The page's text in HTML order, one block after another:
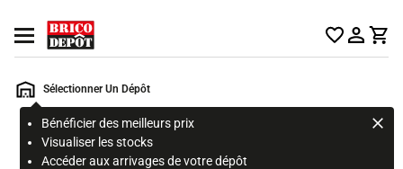
Ouvrir le menu
Sélectionner Un Dépôt
Bénéficier des meilleurs prix
Visualiser les stocks
Accéder aux arrivages de votre dépôt
Rechercher